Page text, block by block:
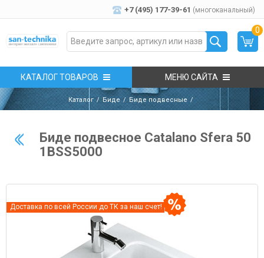
+7 (495) 177-39-61 (многоканальный)
0
КАТАЛОГ ТОВАРОВ МЕНЮ САЙТА
Каталог Биде Биде подвесные
Биде подвесное Catalano Sfera 50
1BSS5000
Доставка по всей России до ТК за наш счет!